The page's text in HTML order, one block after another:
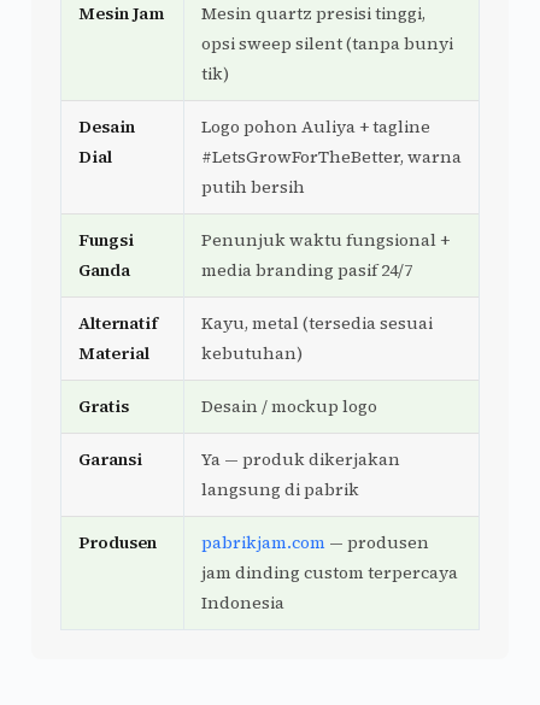
Mesin Jam
Mesin quartz presisi tinggi,
opsi sweep silent (tanpa bunyi
tik)
Desain
Dial
Logo pohon Auliya + tagline
#LetsGrowForTheBetter, warna
putih bersih
Fungsi
Ganda
Penunjuk waktu fungsional +
media branding pasif 24/7
Alternatif
Material
Kayu, metal (tersedia sesuai
kebutuhan)
Gratis Desain / mockup logo
Garansi
Ya — produk dikerjakan
langsung di pabrik
Produsen pabrikjam.com — produsen
jam dinding custom terpercaya
Indonesia